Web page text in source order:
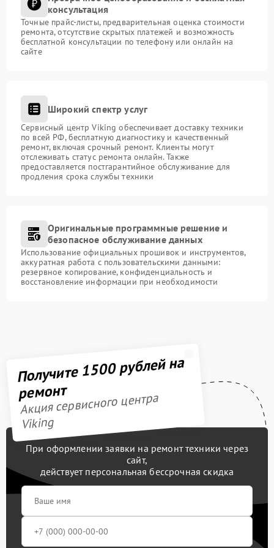
консультация
Точные прайс-листы, предварительная оценка стоимости
ремонта, отсутствие скрытых платежей и возможность
бесплатной консультации по телефону или онлайн на
сайте
Широкий спектр услуг
Сервисный центр Viking обеспечивает доставку техники
по всей РФ, бесплатную диагностику и качественный
ремонт, включая срочный ремонт. Клиенты могут
отслеживать статус ремонта онлайн. Также
предоставляется постгарантийное обслуживание для
продления срока службы техники
Оригинальные программные решение и
безопасное обслуживание данных
Использование официальных прошивок и инструментов,
аккуратная работа с пользовательскими данными:
резервное копирование, конфиденциальность и
восстановление информации при необходимости
Получите 1500 рублей на
ремонт
Акция сервисного центра
Viking
При оформлении заявки на ремонт техники через
сайт,
действует персональная бессрочная скидка